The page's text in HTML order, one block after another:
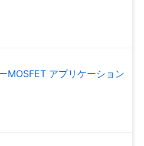
MOSFET アプリケーション